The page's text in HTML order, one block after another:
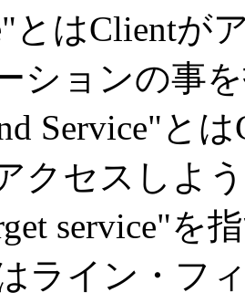
とはClientが
ションの事
Service"と
クセスしよ
service"を
ライン・フ